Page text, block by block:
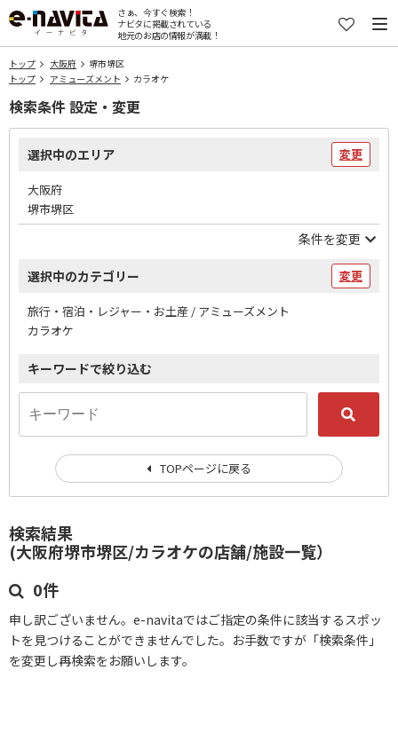
さぁ、今すぐ検索！
ナビタに掲載されている
地元のお店の情報が満載！
トップ 大阪府
堺市堺区
トップ
アミューズメント カラオケ
検索結果
(大阪府堺市堺区/カラオケの店舗/施設一覧）
0件
申し訳ございません。e-navitaではご指定の条件に該当するスポッ
トを見つけることができませんでした。お手数ですが「検索条件」
を変更し再検索をお願いします。
検索条件 設定・変更
選択中のエリア 変更
大阪府
堺市堺区
条件を変更
選択中のカテゴリー 変更
旅行・宿泊・レジャー・お土産 / アミューズメント
カラオケ
キーワードで絞り込む
TOPページに戻る